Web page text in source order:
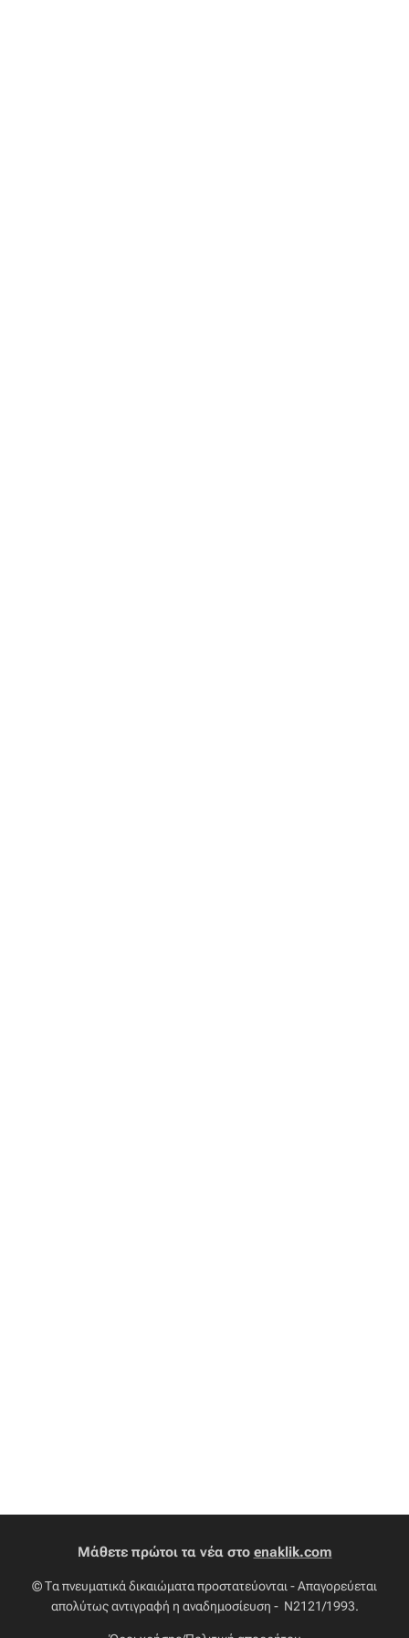
Μάθετε πρώτοι τα νέα στο enaklik.com
© Τα πνευματικά δικαιώματα προστατεύονται - Απαγορεύεται
απολύτως αντιγραφή η αναδημοσίευση - Ν2121/1993.